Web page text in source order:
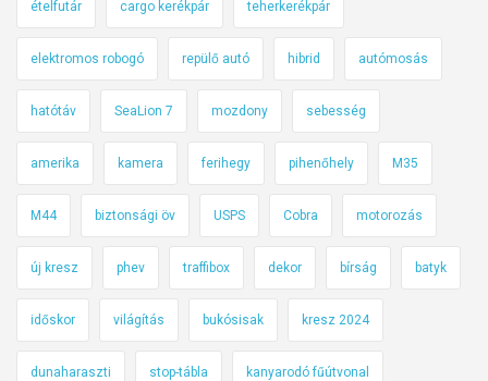
ételfutár cargo kerékpár teherkerékpár
elektromos robogó repülő autó hibrid autómosás
hatótáv SeaLion 7 mozdony sebesség
amerika kamera ferihegy pihenőhely M35
M44 biztonsági öv USPS Cobra motorozás
új kresz phev traffibox dekor bírság batyk
időskor világítás bukósisak kresz 2024
dunaharaszti stop-tábla kanyarodó fűútvonal